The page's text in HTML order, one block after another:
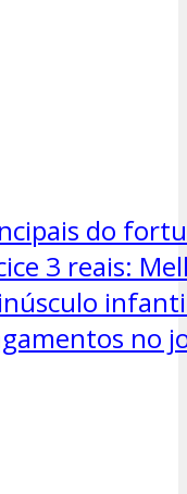
do
3 reais:
no